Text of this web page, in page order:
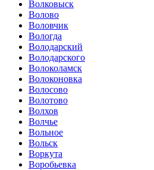
Волковыск
Волово
Воловчик
Вологда
Володарский
Володарского
Волоколамск
Волоконовка
Волосово
Волотово
Волхов
Волчье
Вольное
Вольск
Воркута
Воробьевка